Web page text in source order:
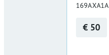
169AXA1A
€ 50